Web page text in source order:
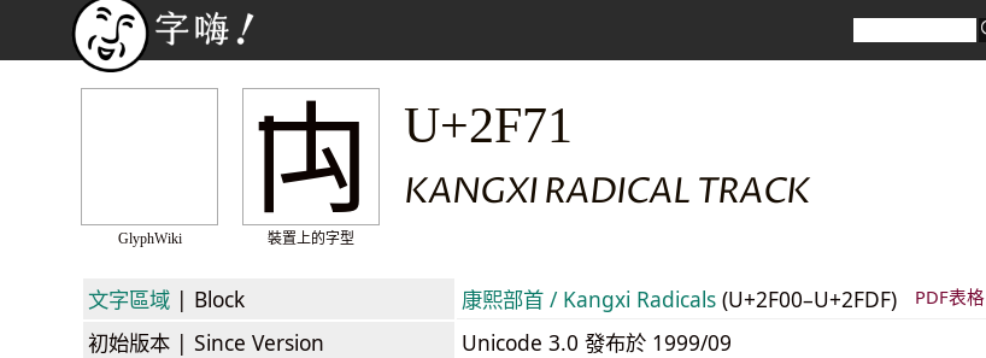
GlyphWiki
⽱
裝置上的字型
U+2F71
KANGXI RADICAL TRACK
文字區域 | Block 康熙部首 / Kangxi Radicals (U+2F00–U+2FDF) PDF表格
初始版本 | Since Version
Unicode 3.0 發布於 1999/09